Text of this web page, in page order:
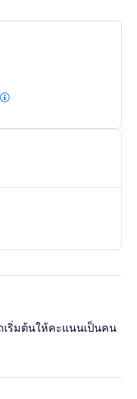
in your CRM or
like:
your Google Ads
from your Facebook
from your
setup process,
ริ่มต้นให้คะแนนเป็นคน